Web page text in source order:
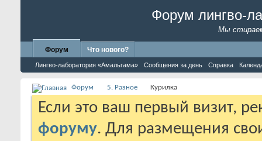
Форум лингво-
Мы
Форум
Лингво-лаборатория «Амальгама» Сообщения за день Справка
Что нового?
Форум 5. Разное Курилка
Если это ваш первый визит,
форуму. Для размещения